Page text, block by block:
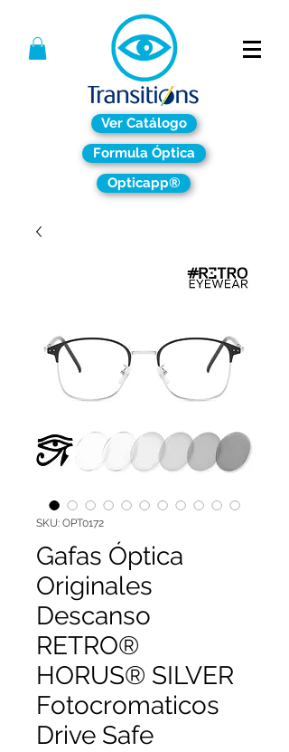
Ver Catálogo
Formula Óptica
Opticapp®
SKU: OPT0172
Gafas Óptica
Originales
Descanso
RETRO®
HORUS® SILVER
Fotocromaticos
Drive Safe